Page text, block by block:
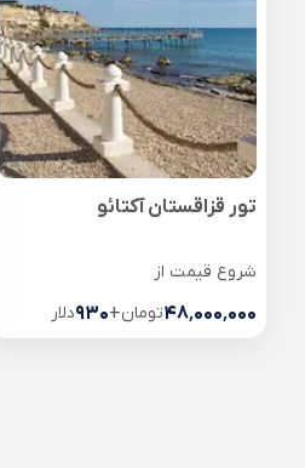
تور قزاقستان آکتائو
شروع قیمت از
۴۸٬۰۰۰٬۰۰۰تومان+۹۳۰دلار